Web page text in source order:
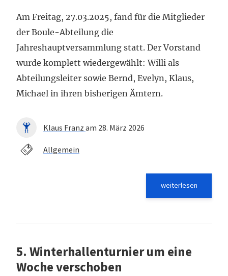
Am Freitag, 27.03.2025, fand für die Mitglieder
der Boule-Abteilung die
Jahreshauptversammlung statt. Der Vorstand
wurde komplett wiedergewählt: Willi als
Abteilungsleiter sowie Bernd, Evelyn, Klaus,
Michael in ihren bisherigen Ämtern.
Klaus Franz am 28. März 2026
Allgemein
weiterlesen
5. Winterhallenturnier um eine
Woche verschoben